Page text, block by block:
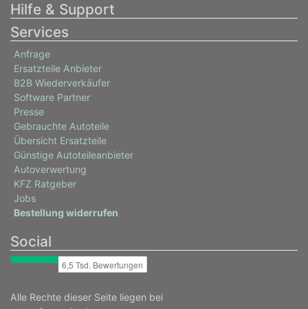
Hilfe & Support
Services
Anfrage
Ersatzteile Anbieter
B2B Wiederverkäufer
Software Partner
Presse
Gebrauchte Autoteile
Übersicht Ersatzteile
Günstige Autoteileanbieter
Autoverwertung
KFZ Ratgeber
Jobs
Bestellung widerrufen
Social
Alle Rechte dieser Seite liegen bei